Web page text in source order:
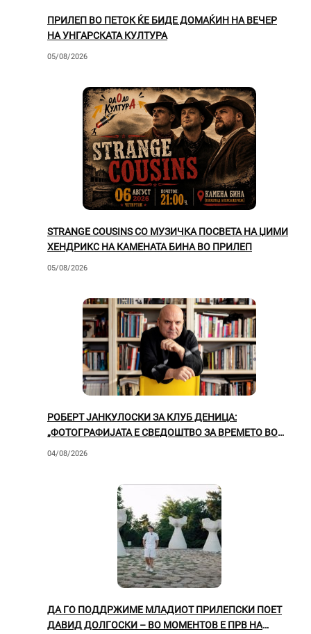
ПРИЛЕП ВО ПЕТОК ЌЕ БИДЕ ДОМАЌИН НА ВЕЧЕР
НА УНГАРСКАТА КУЛТУРА
05/08/2026
STRANGE COUSINS СО МУЗИЧКА ПОСВЕТА НА ЏИМИ
ХЕНДРИКС НА КАМЕНАТА БИНА ВО ПРИЛЕП
05/08/2026
РОБЕРТ ЈАНКУЛОСКИ ЗА КЛУБ ДЕНИЦА:
„ФОТОГРАФИЈАТА Е СВЕДОШТВО ЗА ВРЕМЕТО ВО
КОЕ ЖИВЕЕМЕ“
04/08/2026
ДА ГО ПОДДРЖИМЕ МЛАДИОТ ПРИЛЕПСКИ ПОЕТ
ДАВИД ДОЛГОСКИ – ВО МОМЕНТОВ Е ПРВ НА